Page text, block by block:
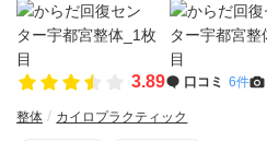
3.89 口コミ 6件
整体 カイロプラクティック